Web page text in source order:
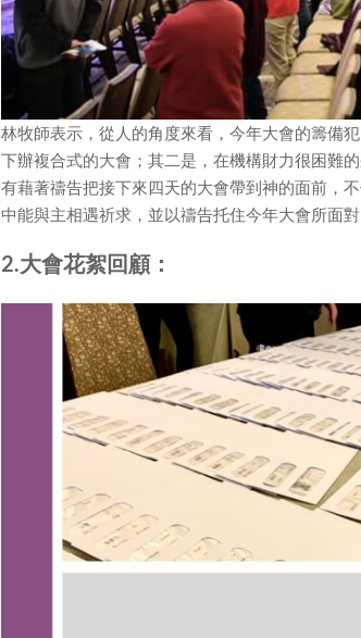
林牧師表示，從人的角度來看，今年大會的籌備
下辦複合式的大會；其二是，在機構財力很困難
有藉著禱告把接下來四天的大會帶到神的面前，
中能與主相遇祈求，並以禱告托住今年大會所面對
2.大會花絮回顧：